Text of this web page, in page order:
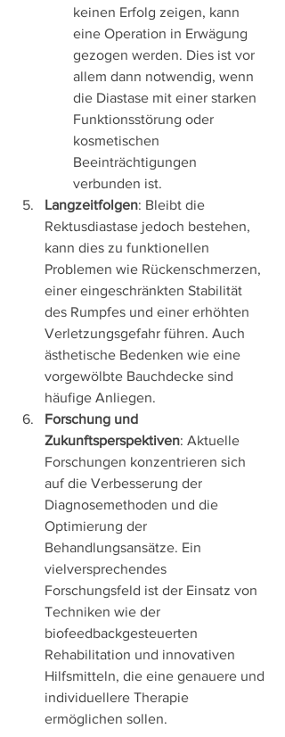
keinen Erfolg zeigen, kann
eine Operation in Erwägung
gezogen werden. Dies ist vor
allem dann notwendig, wenn
die Diastase mit einer starken
Funktionsstörung oder
kosmetischen
Beeinträchtigungen
verbunden ist.
Langzeitfolgen: Bleibt die
Rektusdiastase jedoch bestehen,
kann dies zu funktionellen
Problemen wie Rückenschmerzen,
einer eingeschränkten Stabilität
des Rumpfes und einer erhöhten
Verletzungsgefahr führen. Auch
ästhetische Bedenken wie eine
vorgewölbte Bauchdecke sind
häufige Anliegen.
Forschung und
Zukunftsperspektiven: Aktuelle
Forschungen konzentrieren sich
auf die Verbesserung der
Diagnosemethoden und die
Optimierung der
Behandlungsansätze. Ein
vielversprechendes
Forschungsfeld ist der Einsatz von
Techniken wie der
biofeedbackgesteuerten
Rehabilitation und innovativen
Hilfsmitteln, die eine genauere und
individuellere Therapie
ermöglichen sollen.